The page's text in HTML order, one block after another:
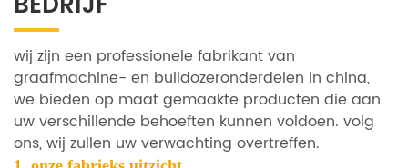
wij zijn een professionele fabrikant van
graafmachine- en bulldozeronderdelen in china,
we bieden op maat gemaakte producten die aan
uw verschillende behoeften kunnen voldoen. volg
ons, wij zullen uw verwachting overtreffen.